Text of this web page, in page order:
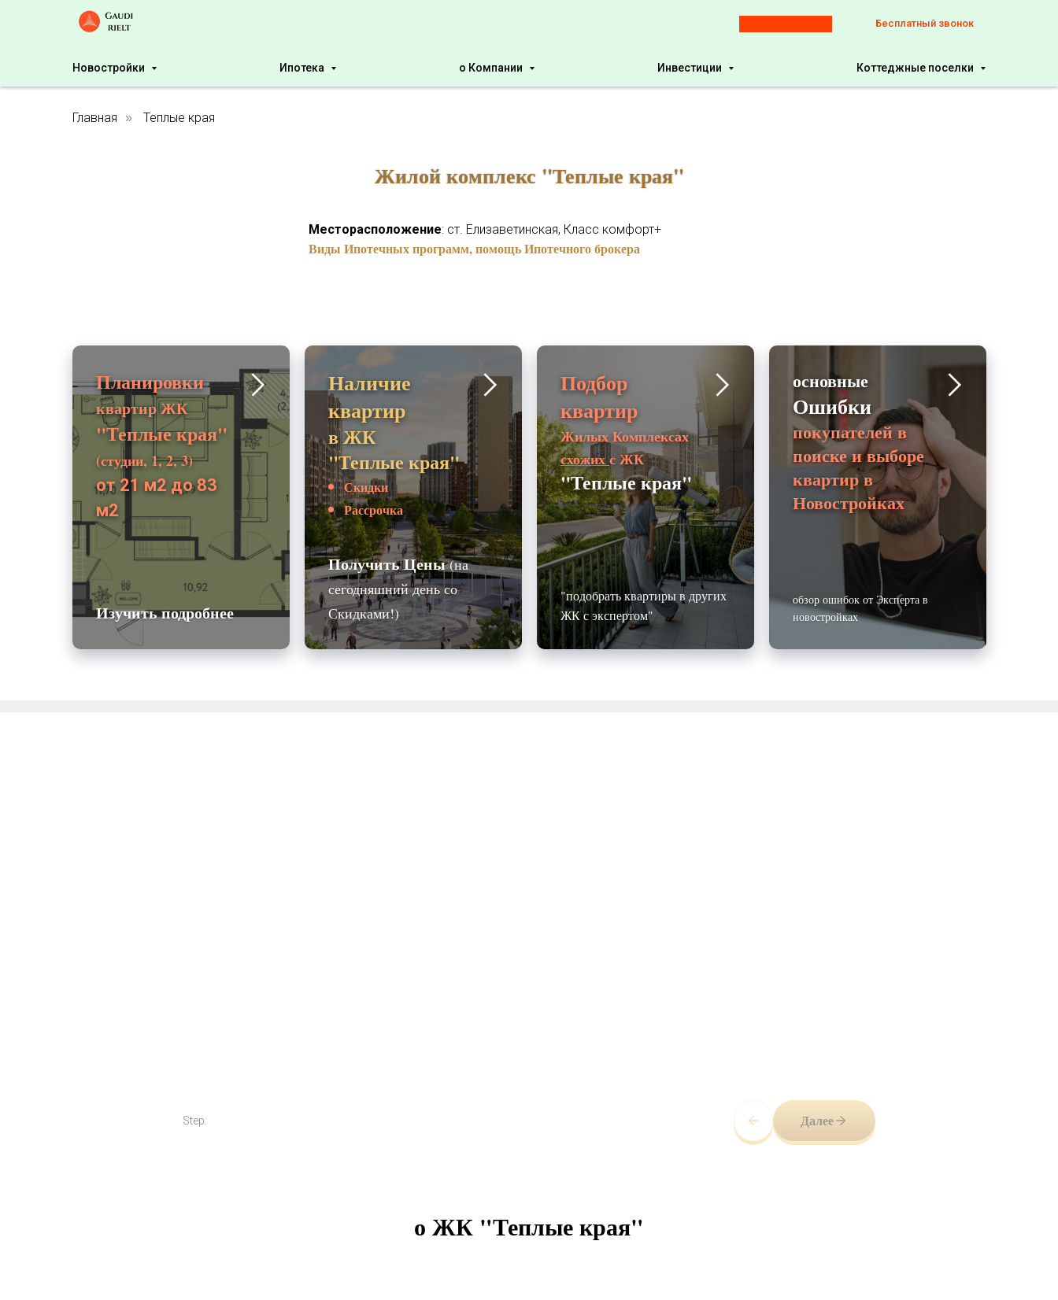
Бесплатный звонок
Новостройки Ипотека о Компании Инвестиции Коттеджные поселки
Главная » Теплые края
Жилой комплекс "Теплые края"
Месторасположение: ст. Елизаветинская, Класс комфорт+
Виды Ипотечных программ, помощь Ипотечного брокера
Планировки
квартир ЖК
"Теплые края"
(студии, 1, 2, 3)
от 21 м2 до 83
м2
Изучить подробнее
Наличие
квартир
в ЖК
"Теплые края"
Скидки
Рассрочка
Получить Цены(на
сегодняшний день со
Скидками!)
Подбор
квартир
Жилых Комплексах
схожихс ЖК
"Теплые края"
"подобрать квартиры в других
ЖК с экспертом"
основные
Ошибки
покупателей в
поиске и выборе
квартир в
Новостройках
обзор ошибок от Эксперта в
новостройках
Step: Далее
о ЖК "Теплые края"